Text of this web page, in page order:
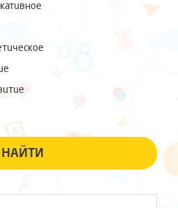
НАЙТИ